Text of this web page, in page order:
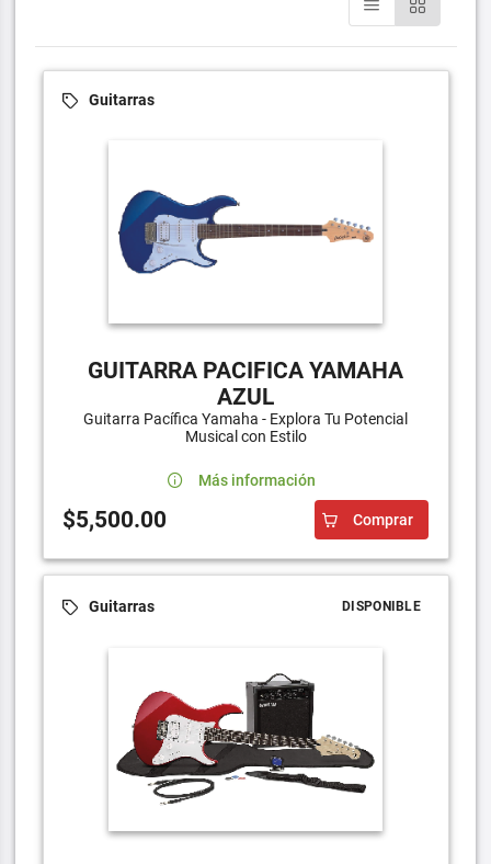
Guitarras
GUITARRA PACIFICA YAMAHA
AZUL
Guitarra Pacífica Yamaha - Explora Tu Potencial
Musical con Estilo
Más información
$5,500.00 Comprar
Guitarras DISPONIBLE